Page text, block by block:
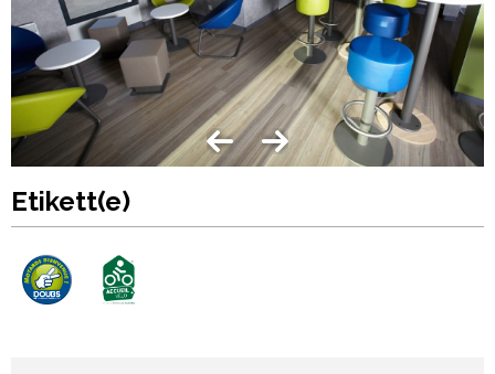
Etikett(e)